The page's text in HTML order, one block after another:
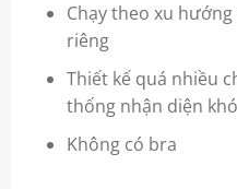
Chạy theo xu
riêng
Thiết kế quá nhiều
thống nhận diện
Không có bra